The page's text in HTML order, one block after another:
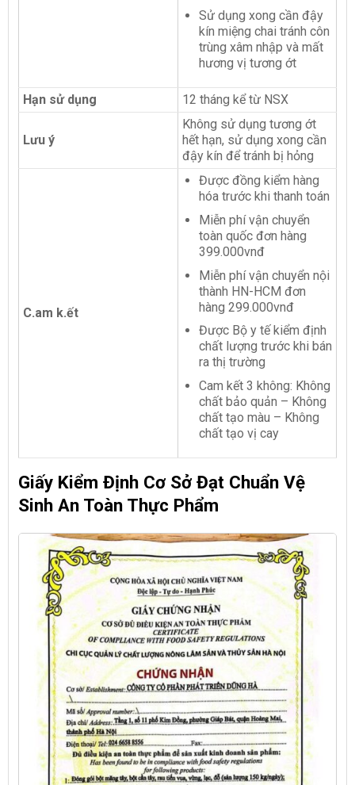
Sử dụng xong cần đậy
kín miệng chai tránh côn
trùng xâm nhập và mất
hương vị tương ớt
Hạn sử dụng 12 tháng kể từ NSX
Lưu ý
Không sử dụng tương ớt
hết hạn, sử dụng xong cần
đậy kín để tránh bị hỏng
C.am k.ết
Được đồng kiểm hàng
hóa trước khi thanh toán
Miễn phí vận chuyển
toàn quốc đơn hàng
399.000vnđ
Miễn phí vận chuyển nội
thành HN-HCM đơn
hàng 299.000vnđ
Được Bộ y tế kiểm định
chất lượng trước khi bán
ra thị trường
Cam kết 3 không: Không
chất bảo quản – Không
chất tạo màu – Không
chất tạo vị cay
Giấy Kiểm Định Cơ Sở Đạt Chuẩn Vệ
Sinh An Toàn Thực Phẩm